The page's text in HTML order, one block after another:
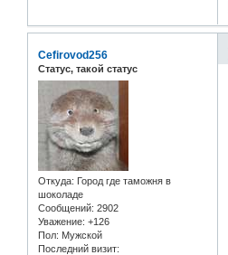
Cefirovod256
Статус, такой статус
Откуда: Город где таможня в
шоколаде
Сообщений: 2902
Уважение: +126
Пол: Мужской
Последний визит: